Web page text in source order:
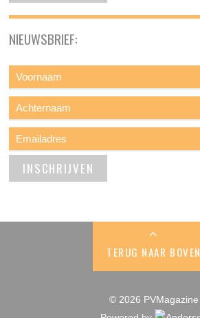
NIEUWSBRIEF:
TERUG NAAR BOVEN
© 2026 PVMagazine